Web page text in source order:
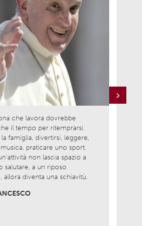
che lavora dovrebbe
il tempo per ritemprarsi,
famiglia, divertirsi, leggere,
praticare uno sport.
non lascia spazio a
salutare, a un riposo
allora diventa una schiavitù.